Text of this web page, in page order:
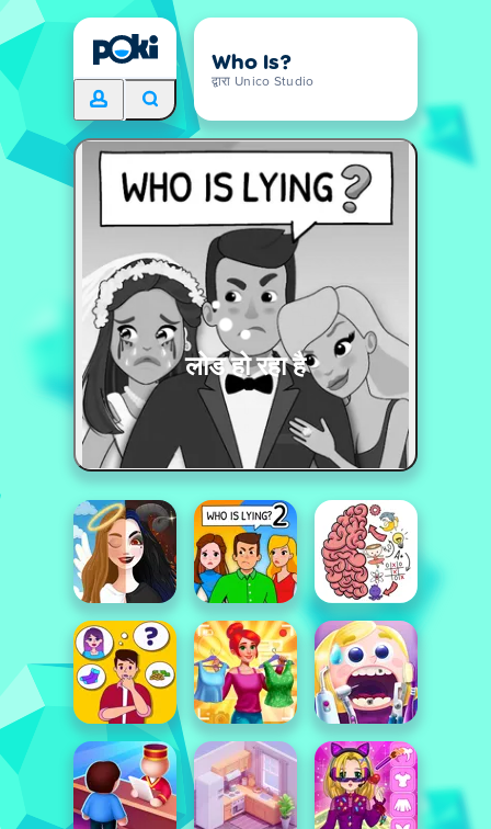
Who Is?
द्वारा Unico Studio
लोड हो रहा है